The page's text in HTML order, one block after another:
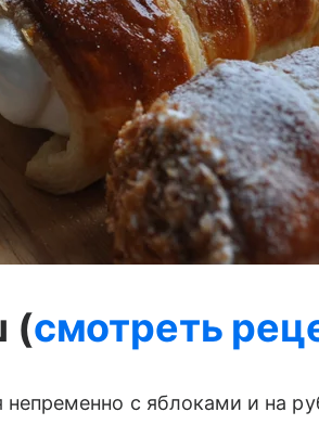
(смотреть
непременно с яблоками и на